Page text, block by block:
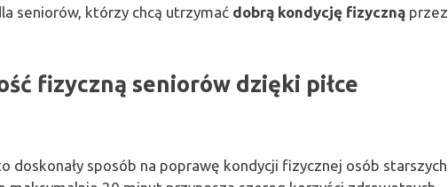
seniorów, którzy chcą utrzymać dobrą kondycję fizyczną przez
fizyczną seniorów dzięki piłce
doskonały sposób na poprawę kondycji fizycznej osób starszych.